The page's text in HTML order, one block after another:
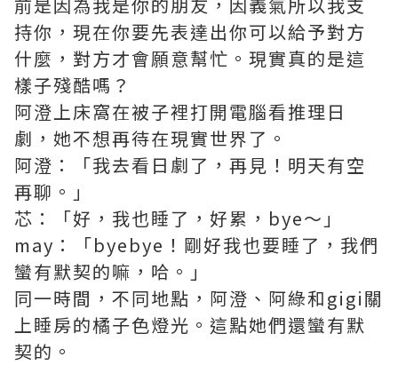
持你，現在你要先表達出你可以給予對方
什麼，對方才會願意幫忙。現實真的是這
樣子殘酷嗎？
阿澄上床窩在被子裡打開電腦看推理日
劇，她不想再待在現實世界了。
阿澄：「我去看日劇了，再見！明天有空
再聊。」
芯：「好，我也睡了，好累，bye～」
may：「byebye！剛好我也要睡了，我們
蠻有默契的嘛，哈。」
同一時間，不同地點，阿澄、阿綠和gigi關
上睡房的橘子色燈光。這點她們還蠻有默
契的。